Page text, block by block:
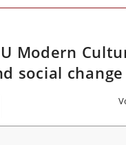
Modern
social change